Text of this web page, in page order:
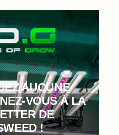
AUCUNE
VOUS À LA
DE
!